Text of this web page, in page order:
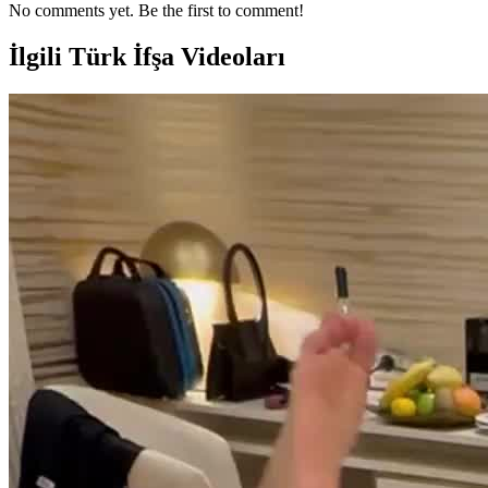
No comments yet. Be the first to comment!
İlgili Türk İfşa Videoları